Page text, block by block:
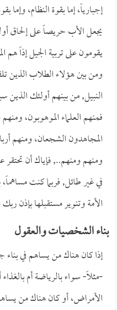
إجبارياً، إما بقوة النظام،
يجعل الأب حريصاً على إلحاق
يقومون على تربية الجيل إذاً
ومن بين هؤلاء الطلاب الذين
النبيل, من بينهم أولئك
فمنهم العلماء الموهوبون،
المجاهدون الشجعان، ومنهم
ومنهم ومنهم.., فإياك أن
في غير طائل, فربما كنت
الأمة وتنوير مستقبلها بإذن
بناء الشخصيات والعقول
إذا كان هناك من يساهم في
-مثلاً- سواء بالرياضة أم
الأمراض، أو كان هناك من